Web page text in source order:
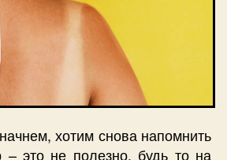
хотим снова напомнить
– это не полезно, будь то на